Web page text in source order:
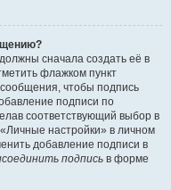
сначала создать её в
флажком пункт
чтобы подпись
подписи по
соответствующий выбор в
настройки» в личном
добавление подписи в
подпись в форме